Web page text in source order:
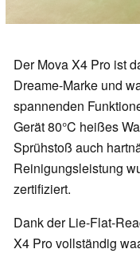
Der Mova X4 Pro ist
Dreame-Marke und
spannenden
Gerät 80°C heißes
Sprühstoß auch
Reinigungsleistung
zertifiziert.
Dank der Lie-Flat-
X4 Pro vollständig